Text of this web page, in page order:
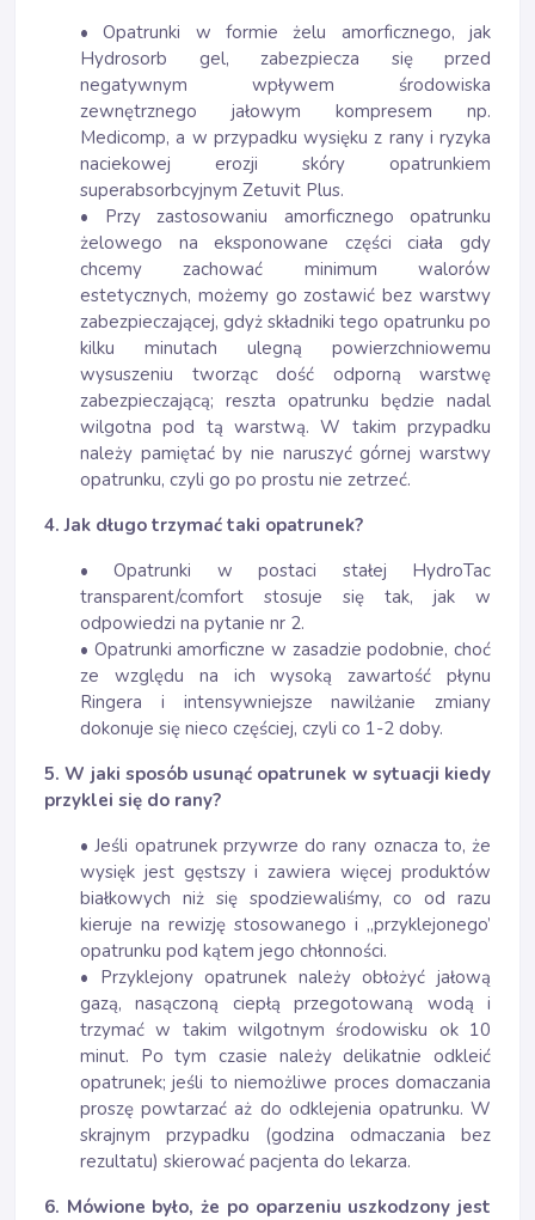
• Opatrunki w formie żelu amorficznego, jak
Hydrosorb gel, zabezpiecza się przed
negatywnym wpływem środowiska
zewnętrznego jałowym kompresem np.
Medicomp, a w przypadku wysięku z rany i ryzyka
naciekowej erozji skóry opatrunkiem
superabsorbcyjnym Zetuvit Plus.
• Przy zastosowaniu amorficznego opatrunku
żelowego na eksponowane części ciała gdy
chcemy zachować minimum walorów
estetycznych, możemy go zostawić bez warstwy
zabezpieczającej, gdyż składniki tego opatrunku po
kilku minutach ulegną powierzchniowemu
wysuszeniu tworząc dość odporną warstwę
zabezpieczającą; reszta opatrunku będzie nadal
wilgotna pod tą warstwą. W takim przypadku
należy pamiętać by nie naruszyć górnej warstwy
opatrunku, czyli go po prostu nie zetrzeć.
4. Jak długo trzymać taki opatrunek?
• Opatrunki w postaci stałej HydroTac
transparent/comfort stosuje się tak, jak w
odpowiedzi na pytanie nr 2.
• Opatrunki amorficzne w zasadzie podobnie, choć
ze względu na ich wysoką zawartość płynu
Ringera i intensywniejsze nawilżanie zmiany
dokonuje się nieco częściej, czyli co 1-2 doby.
5. W jaki sposób usunąć opatrunek w sytuacji kiedy
przyklei się do rany?
• Jeśli opatrunek przywrze do rany oznacza to, że
wysięk jest gęstszy i zawiera więcej produktów
białkowych niż się spodziewaliśmy, co od razu
kieruje na rewizję stosowanego i „przyklejonego’
opatrunku pod kątem jego chłonności.
• Przyklejony opatrunek należy obłożyć jałową
gazą, nasączoną ciepłą przegotowaną wodą i
trzymać w takim wilgotnym środowisku ok 10
minut. Po tym czasie należy delikatnie odkleić
opatrunek; jeśli to niemożliwe proces domaczania
proszę powtarzać aż do odklejenia opatrunku. W
skrajnym przypadku (godzina odmaczania bez
rezultatu) skierować pacjenta do lekarza.
6. Mówione było, że po oparzeniu uszkodzony jest